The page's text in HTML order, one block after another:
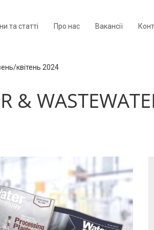
та статті Про нас Вакансії
квітень 2024